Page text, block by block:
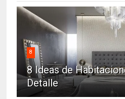
8
8 Ideas de
Detalle